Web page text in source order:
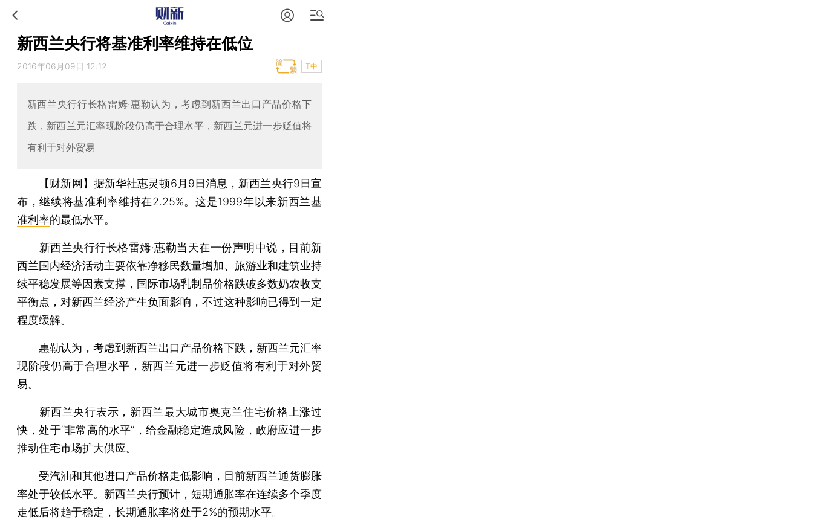
新西兰央行将基准利率维持在低位
2016年06月09日 12:12 T中
新西兰央行行长格雷姆·惠勒认为，考虑到新西兰出口产品价格下
跌，新西兰元汇率现阶段仍高于合理水平，新西兰元进一步贬值将
有利于对外贸易
【财新网】 据新华社惠灵顿6月9日消息， 新西兰央行9日宣
布，继续将基准利率维持在2.25%。这是1999年以来新西兰基
准利率的最低水平。
新西兰央行行长格雷姆·惠勒当天在一份声明中说，目前新
西兰国内经济活动主要依靠净移民数量增加、旅游业和建筑业持
续平稳发展等因素支撑，国际市场乳制品价格跌破多数奶农收支
平衡点，对新西兰经济产生负面影响，不过这种影响已得到一定
程度缓解。
惠勒认为，考虑到新西兰出口产品价格下跌，新西兰元汇率
现阶段仍高于合理水平，新西兰元进一步贬值将有利于对外贸
易。
新西兰央行表示，新西兰最大城市奥克兰住宅价格上涨过
快，处于“非常高的水平”，给金融稳定造成风险，政府应进一步
推动住宅市场扩大供应。
受汽油和其他进口产品价格走低影响，目前新西兰通货膨胀
率处于较低水平。新西兰央行预计，短期通胀率在连续多个季度
走低后将趋于稳定，长期通胀率将处于2%的预期水平。